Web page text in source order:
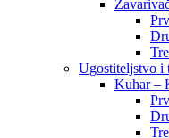
Ugostiteljstvo i
Kuhar –